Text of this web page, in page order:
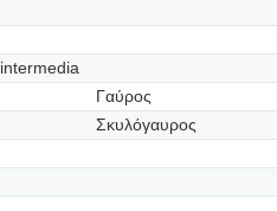
intermedia
Γαύρος
Σκυλόγαυρος